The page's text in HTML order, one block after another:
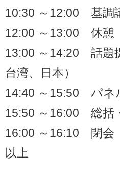
10:30 ～12:00 基調
12:00 ～13:00 休憩
13:00 ～14:20 話題
台湾、日本）
14:40 ～15:50 パネ
15:50 ～16:00 総括
16:00 ～16:10 閉会
以上